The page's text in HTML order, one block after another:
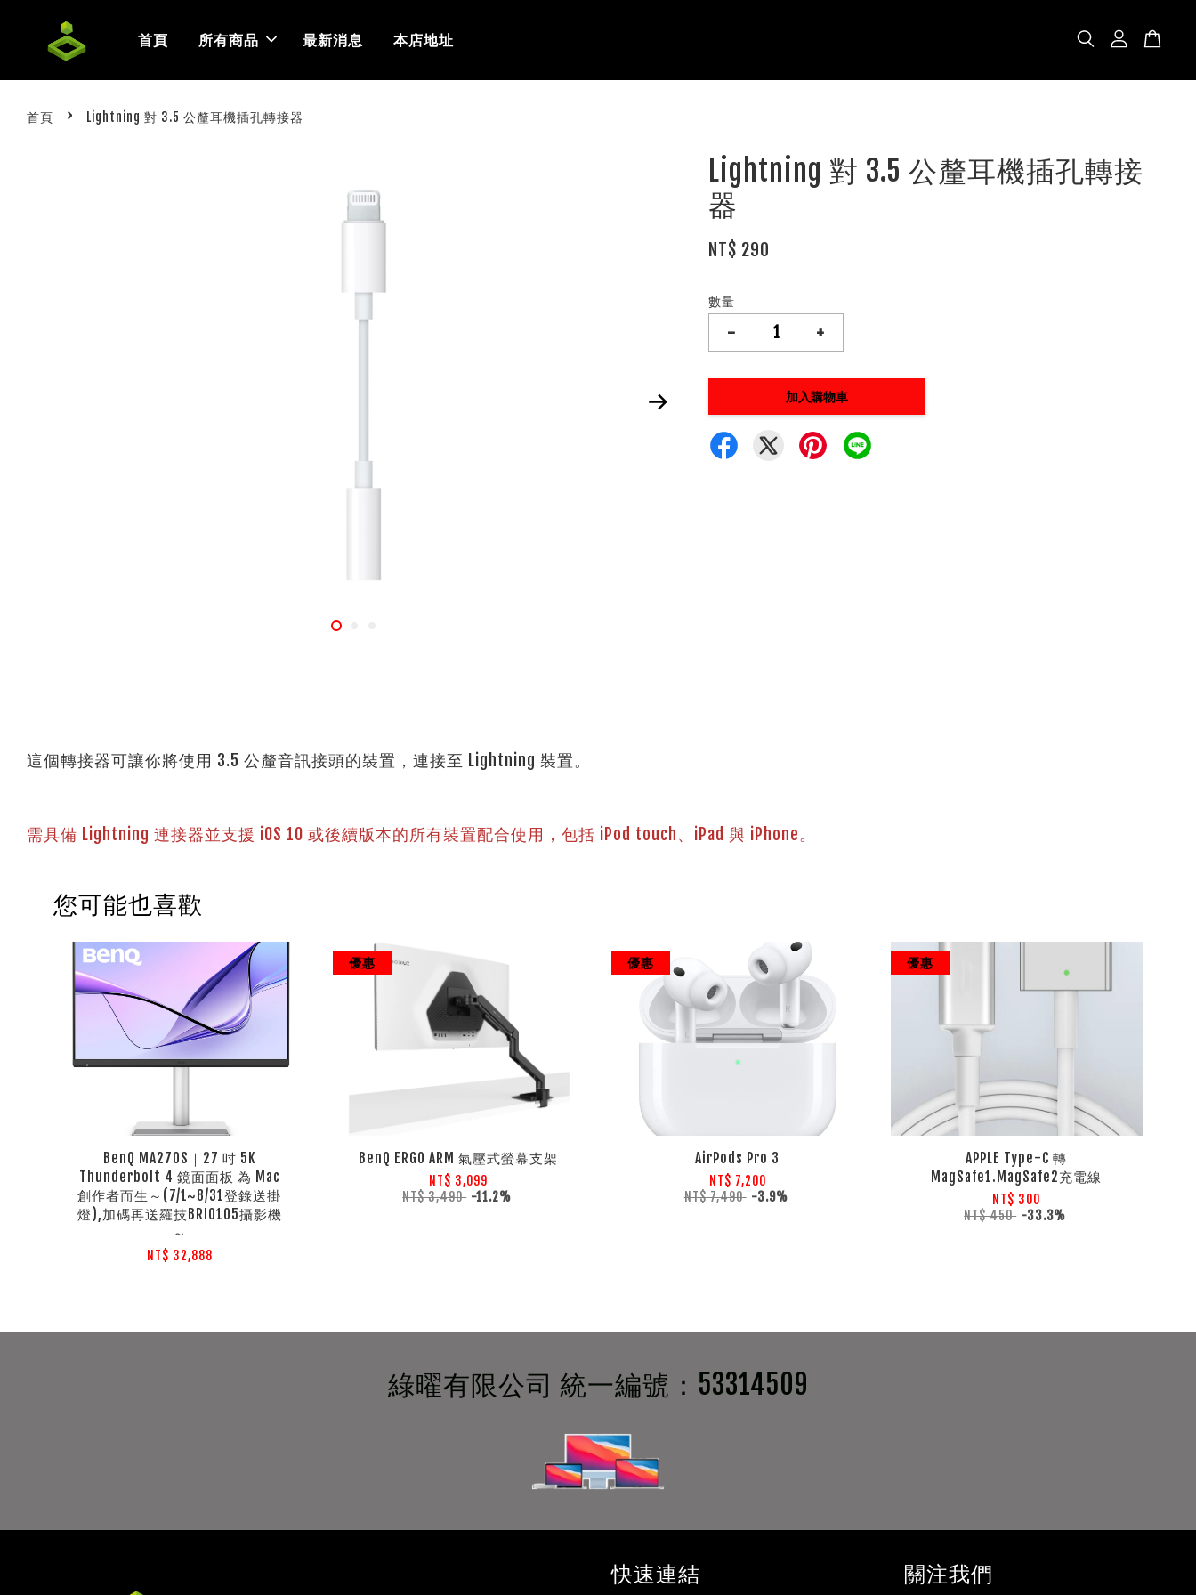
首頁 所有商品 最新消息 本店地址
首頁 › Lightning 對 3.5 公釐耳機插孔轉接器
Lightning 對 3.5 公釐耳機插孔轉接
器
NT$ 290
數量
- +
加入購物車
這個轉接器可讓你將使用 3.5 公釐音訊接頭的裝置，連接至 Lightning 裝置。
需具備 Lightning 連接器並支援 iOS 10 或後續版本的所有裝置配合使用，包括 iPod touch、iPad 與 iPhone。
您可能也喜歡
BenQ MA270S｜27 吋 5K
Thunderbolt 4 鏡面面板 為 Mac
創作者而生～(7/1~8/31登錄送掛
燈),加碼再送羅技BRIO105攝影機
～
NT$ 32,888
優惠
BenQ ERGO ARM 氣壓式螢幕支架
NT$ 3,099
NT$ 3,490 -11.2%
優惠
AirPods Pro 3
NT$ 7,200
NT$ 7,490 -3.9%
優惠
APPLE Type-C 轉
MagSafe1.MagSafe2充電線
NT$ 300
NT$ 450 -33.3%
綠曜有限公司 統一編號：53314509
快速連結 關注我們